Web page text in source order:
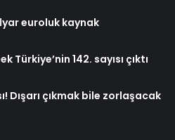
euroluk kaynak
Türkiye’nin 142. sayısı çıktı
Dışarı çıkmak bile zorlaşacak